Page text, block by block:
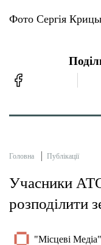
Фото Сергія
Головна Публікації
Учасники
розподілити
"Місцеві Медіа"